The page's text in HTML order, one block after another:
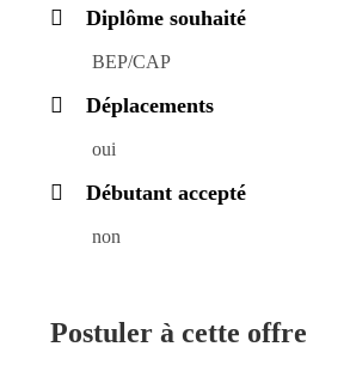
Diplôme souhaité
BEP/CAP
Déplacements
oui
Débutant accepté
non
Postuler à cette offre